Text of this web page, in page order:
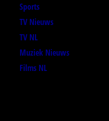
Sports
TV Nieuws
TV NL
Muziek Nieuws
Films NL